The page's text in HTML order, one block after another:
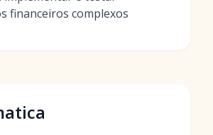
financeiros complexos